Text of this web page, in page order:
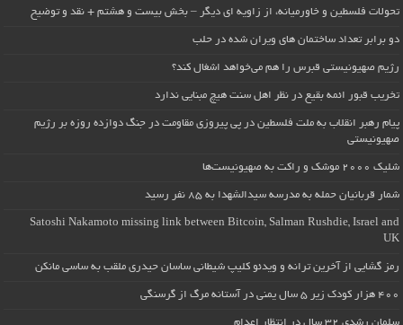
تحولات فلسطین و خاورمیانه، از زاویه ای دیگر – بخش بیست و هشتم + نقد و توضیح
دو برابر تعداد ساختمان های ویران شده در حلب
رژیم صهیونیستی قبرس را هم می‌خواهد اشغال کند؟
تخریب قبور ائمه بقیع در نظر اهل سنت هیچ مبنایی ندارد
پیام رهبر انقلاب به ملت فلسطین در پی پیروزی مقاومت در جنگ دوازده روزه بر رژیم
صهیونیستی
شلیک ۲۰۰۰ موشک و راکت به صهیونیست‌ها
شمار قربانیان حمله به مدرسه سیدالشهدا به ۸۵ نفر رسید
Satoshi Nakamoto missing link between Bitcoin, Salman Rushdie, Israel and
UK
رمز گشایی از آخرین ترانه و ویدئو کلیپ شیطانی ساسان حیدری ملقب به ساسی مانکن
۴۰۰ هزار کودک زیر ۵ سال یمنی در آستانه مرگ از گرسنگی